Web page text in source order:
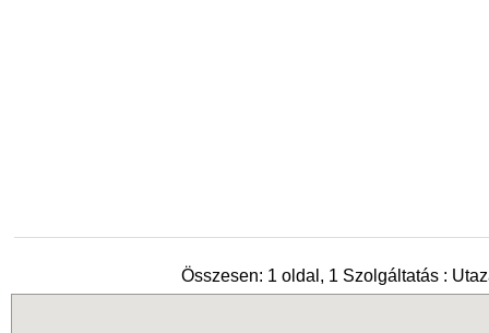
Összesen: 1 oldal, 1 Szolgáltatás :